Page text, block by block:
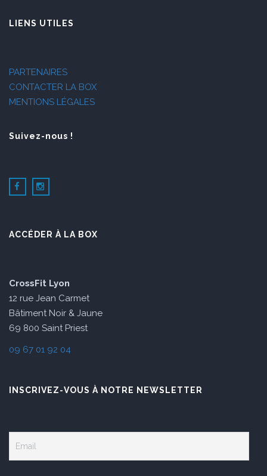
LIENS UTILES
PARTENAIRES
CONTACTER LA BOX
MENTIONS LÉGALES
Suivez-nous !
ACCÉDER À LA BOX
CrossFit Lyon
12 rue Jean Carmet
Bâtiment Noir & Jaune
69 800 Saint Priest
09 67 01 92 04
INSCRIVEZ-VOUS À NOTRE NEWSLETTER